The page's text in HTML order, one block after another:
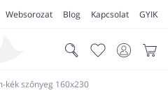
Websorozat Blog Kapcsolat GYIK
kék szőnyeg 160x230